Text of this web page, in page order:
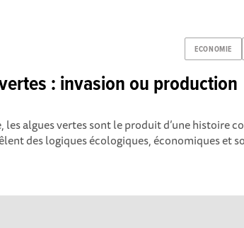
ECONOMIE
: invasion ou production
les algues vertes sont le produit d’une histoire
des logiques écologiques, économiques et